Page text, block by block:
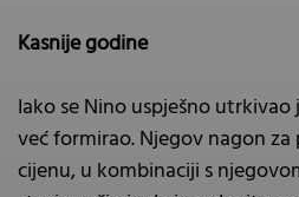
Kasnije godine
Iako se Nino uspješno utrkivao
već formirao. Njegov nagon
cijenu, u kombinaciji s